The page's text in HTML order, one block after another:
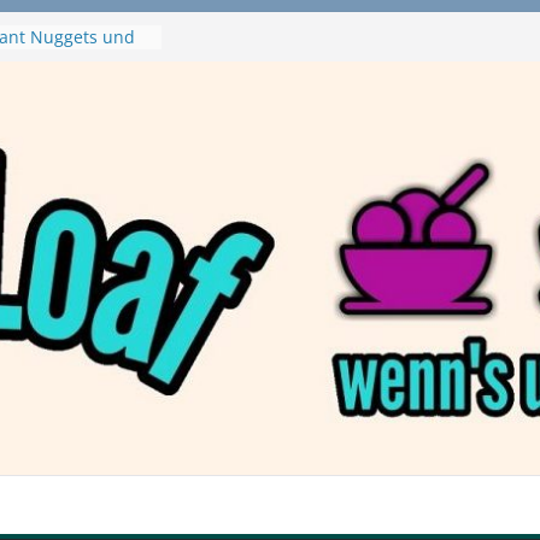
Nuggets und
Swirl
mein Testvideo!